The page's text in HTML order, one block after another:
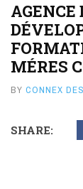
MÉRES
BY CONNEX
SHARE: